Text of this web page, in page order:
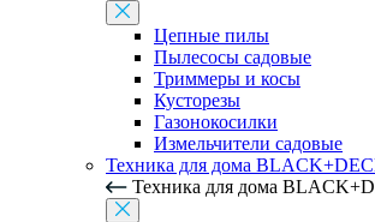
Цепные пилы
Пылесосы садовые
Триммеры и косы
Кусторезы
Газонокосилки
Измельчители садовые
Техника для дома
Техника для дома